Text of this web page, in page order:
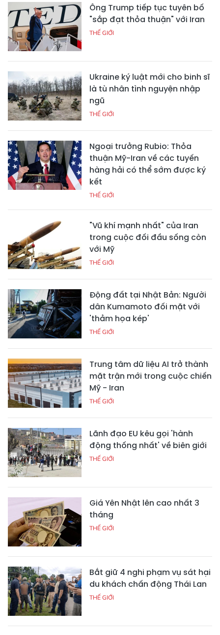
Ông Trump tiếp tục tuyên bố
"sắp đạt thỏa thuận" với Iran
THẾ GIỚI
Ukraine ký luật mới cho binh sĩ
là tù nhân tình nguyện nhập
ngũ
THẾ GIỚI
Ngoại trưởng Rubio: Thỏa
thuận Mỹ-Iran về các tuyến
hàng hải có thể sớm được ký
kết
THẾ GIỚI
"Vũ khí mạnh nhất" của Iran
trong cuộc đối đầu sống còn
với Mỹ
THẾ GIỚI
Động đất tại Nhật Bản: Người
dân Kumamoto đối mặt với
'thảm họa kép'
THẾ GIỚI
Trung tâm dữ liệu AI trở thành
mặt trận mới trong cuộc chiến
Mỹ - Iran
THẾ GIỚI
Lãnh đạo EU kêu gọi 'hành
động thống nhất' về biên giới
THẾ GIỚI
Giá Yên Nhật lên cao nhất 3
tháng
THẾ GIỚI
Bắt giữ 4 nghi phạm vụ sát hại
du khách chấn động Thái Lan
THẾ GIỚI